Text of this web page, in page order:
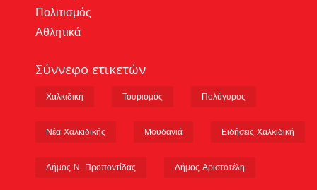
Πολιτισμός
Αθλητικά
Σύννεφο ετικετών
Χαλκιδική Τουρισμός Πολύγυρος
Νέα Χαλκιδικής Μουδανιά Ειδήσεις Χαλκιδική
Δήμος Ν. Προποντίδας Δήμος Αριστοτέλη